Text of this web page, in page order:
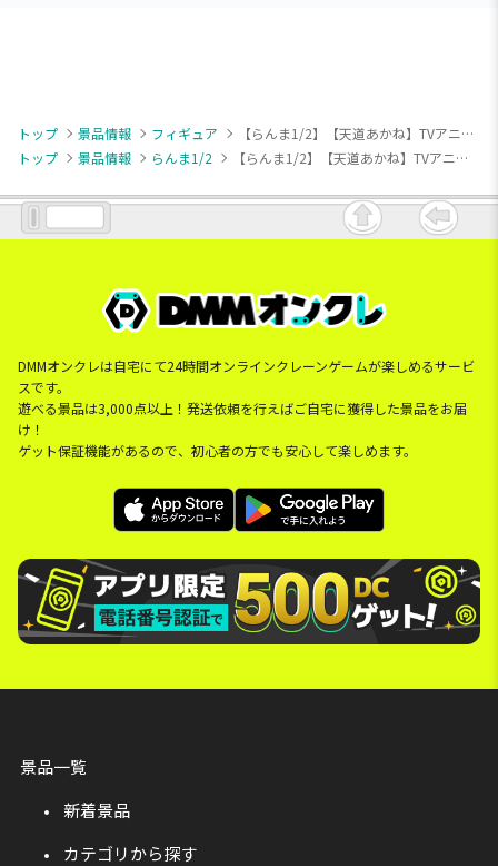
トップ 景品情報 フィギュア
【らんま1/2】【天道あかね】TVアニメ「らんま1/2」 Luminasta “天道あかね”
トップ
景品情報 らんま1/2 【らんま1/2】【天道あかね】TVアニメ「らんま1/2」 Luminasta “天道あかね”
DMMオンクレは自宅にて24時間オンラインクレーンゲームが楽しめるサービ
スです。
遊べる景品は3,000点以上！発送依頼を行えばご自宅に獲得した景品をお届
け！
ゲット保証機能があるので、初心者の方でも安心して楽しめます。
景品一覧
新着景品
カテゴリから探す